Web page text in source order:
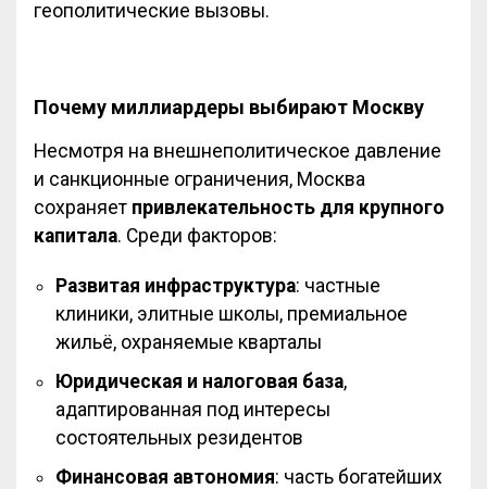
геополитические вызовы.
Почему миллиардеры выбирают Москву
Несмотря на внешнеполитическое давление
и санкционные ограничения, Москва
сохраняет привлекательность для крупного
капитала. Среди факторов:
Развитая инфраструктура: частные
клиники, элитные школы, премиальное
жильё, охраняемые кварталы
Юридическая и налоговая база,
адаптированная под интересы
состоятельных резидентов
Финансовая автономия: часть богатейших